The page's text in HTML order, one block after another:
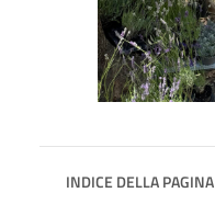
INDICE DELLA PAGINA